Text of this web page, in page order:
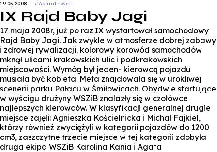
19.05.2008 #Aktualności
IX Rajd Baby Jagi
17 maja 2008r, już po raz IX wystartował samochodowy
Rajd Baby Jagi. Jak zwykle w atmosferze dobrej zabawy
i zdrowej rywalizacji, kolorowy korowód samochodów
mknął ulicami krakowskich ulic i podkrakowskich
miejscowości. Wymóg był jeden- kierowcą pojazdu
musiała być kobieta. Meta znajdowała się w urokliwej
scenerii parku Pałacu w Śmiłowicach. Obydwie startujące
w wyścigu drużyny WSZiB znalazły się w czołówce
najlepszych kierowców. W klasyfikacji generalnej drugie
miejsce zajęli: Agnieszka Kościelnicka i Michał Fajkiel,
którzy również zwyciężyli w kategorii pojazdów do 1200
cm3, zaszczytne trzecie miejsce w tej kategorii zdobyła
druga ekipa WSZiB Karolina Kania i Agata